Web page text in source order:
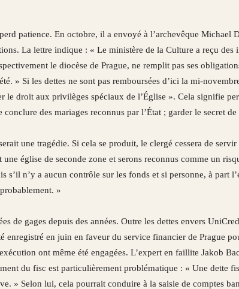
patience. En octobre, il a envoyé à l’archevêque Michael
La lettre indique : « Le ministère de la Culture a reçu des
le diocèse de Prague, ne remplit pas ses
» Si les dettes ne sont pas remboursées d’ici la mi-
le droit aux privilèges spéciaux de l’Église ». Cela signifie
des mariages reconnus par l’État ; garder le secret
une tragédie. Si cela se produit, le clergé cessera de servir
église de seconde zone et serons reconnus comme un
s’il n’y a aucun contrôle sur les fonds et si personne, à part
»
de gages depuis des années. Outre les dettes envers
en juin en faveur du service financier de Prague
ont même été engagées. L’expert en faillite Jakob
du fisc est particulièrement problématique : « Une dette
» Selon lui, cela pourrait conduire à la saisie de comptes